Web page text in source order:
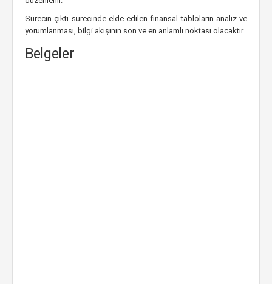
Sürecin çıktı sürecinde elde edilen finansal tabloların analiz ve
yorumlanması, bilgi akışının son ve en anlamlı noktası olacaktır.
Belgeler